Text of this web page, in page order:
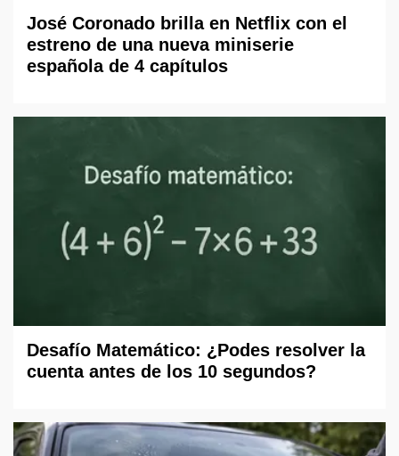
José Coronado brilla en Netflix con el
estreno de una nueva miniserie
española de 4 capítulos
Desafío Matemático: ¿Podes resolver la
cuenta antes de los 10 segundos?